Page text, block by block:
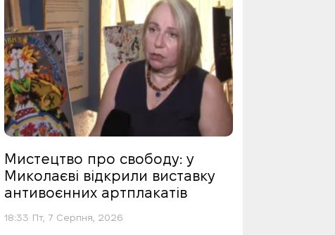
Мистецтво про свободу: у
Миколаєві відкрили виставку
антивоєнних артплакатів
18:33 Пт, 7 Серпня, 2026